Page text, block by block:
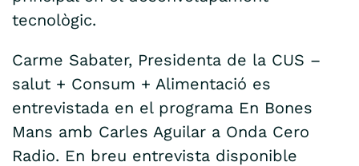
tecnològic.
Carme Sabater, Presidenta de la CUS –
salut + Consum + Alimentació es
entrevistada en el programa En Bones
Mans amb Carles Aguilar a Onda Cero
Radio. En breu entrevista disponible